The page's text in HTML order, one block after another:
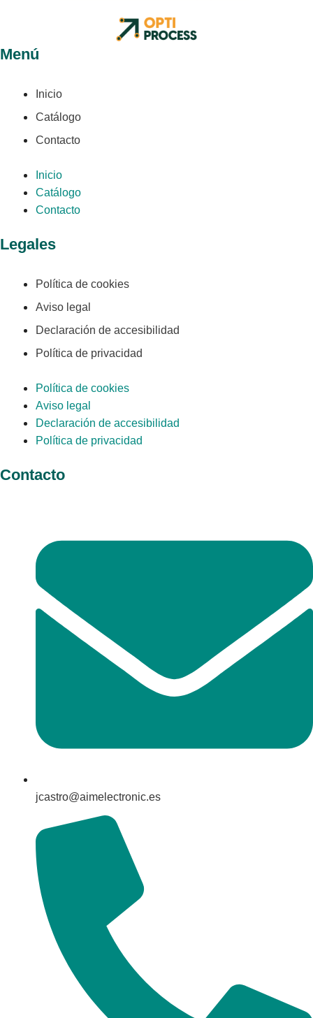
Menú
Inicio
Catálogo
Contacto
Inicio
Catálogo
Contacto
Legales
Política de cookies
Aviso legal
Declaración de accesibilidad
Política de privacidad
Política de cookies
Aviso legal
Declaración de accesibilidad
Política de privacidad
Contacto
jcastro@aimelectronic.es